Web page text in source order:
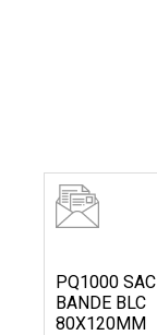
PQ1000 SAC
BANDE BLC
80X120MM